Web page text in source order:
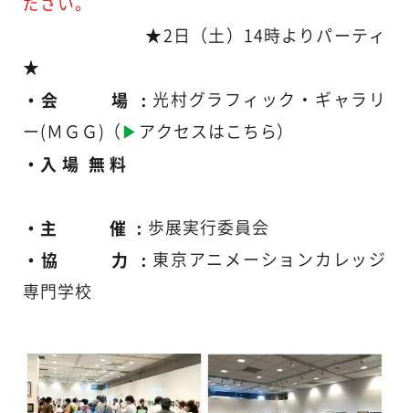
ださい。
★2日（土）14時よりパーティ
★
・会 場 ： 光村グラフィック・ギャラリ
ー(ＭＧＧ)（ ▶ アクセスはこちら ）
・入 場 無 料
・主 催 ： 歩展実行委員会
・協 力 ： 東京アニメーションカレッジ
専門学校